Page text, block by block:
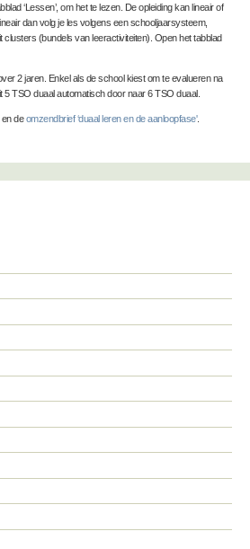
‘Lessen’, om het te lezen. De opleiding kan lineair of
dan volg je les volgens een schooljaarsysteem,
clusters (bundels van leeractiviteiten). Open het tabblad
2 jaren. Enkel als de school kiest om te evalueren na
5 TSO duaal automatisch door naar 6 TSO duaal.
deomzendbrief ‘duaal leren en de aanloopfase'.